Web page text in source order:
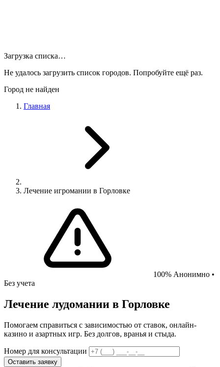
Загрузка списка…
Не удалось загрузить список городов. Попробуйте ещё раз.
Город не найден
Главная
Лечение игромании в Горловке
100% Анонимно •
Без учета
Лечение лудомании в Горловке
Помогаем справиться с зависимостью от ставок, онлайн-
казино и азартных игр. Без долгов, вранья и стыда.
Номер для консультации
Оставить заявку